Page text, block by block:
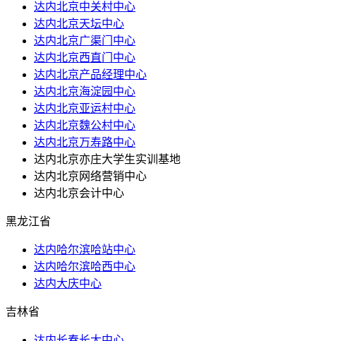
达内北京中关村中心
达内北京天坛中心
达内北京广渠门中心
达内北京西直门中心
达内北京产品经理中心
达内北京海淀园中心
达内北京亚运村中心
达内北京魏公村中心
达内北京万寿路中心
达内北京亦庄大学生实训基地
达内北京网络营销中心
达内北京会计中心
黑龙江省
达内哈尔滨哈站中心
达内哈尔滨哈西中心
达内大庆中心
吉林省